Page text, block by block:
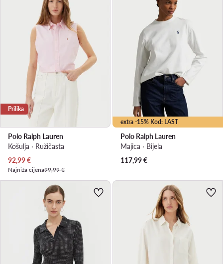
Prilika
Polo Ralph Lauren
Košulja · Ružičasta
Trenutna cijena
92,99€
Najniža cijena99,99 €
extra -15% Kod: LAST
Polo Ralph Lauren
Majica · Bijela
117,99€